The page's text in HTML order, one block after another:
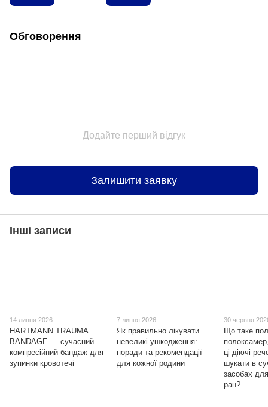
Обговорення
Додайте перший відгук
Залишити заявку
Інші записи
14 липня 2026
HARTMANN TRAUMA
BANDAGE — сучасний
компресійний бандаж для
зупинки кровотечі
7 липня 2026
Як правильно лікувати
невеликі ушкодження:
поради та рекомендації
для кожної родини
30 червня
Що таке
ці діючі
шукати в
засобах
ран?